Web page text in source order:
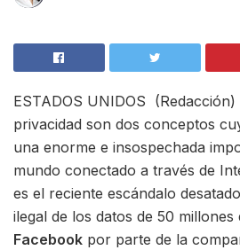
ESTADOS UNIDOS (Redacción)
privacidad son dos conceptos
una enorme e insospechada
mundo conectado a través de
es el reciente escándalo
ilegal de los datos de 50 millones
Facebook por parte de la